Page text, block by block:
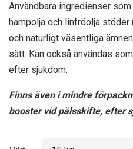
Användbara ingredienser
hampolja och linfröolja
och naturligt väsentliga
sätt. Kan också användas
efter sjukdom.
Finns även i mindre
booster vid pälsskifte, efter